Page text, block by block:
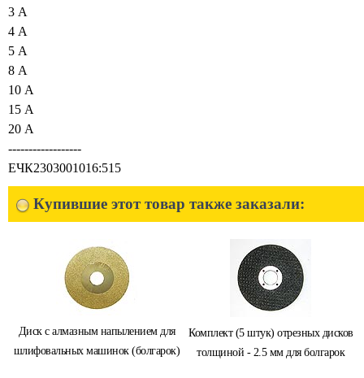
3 А
4 А
5 А
8 А
10 А
15 А
20 А
------------------
ЕЧК2303001016:515
Купившие этот товар также заказали:
Диск с алмазным напылением для
шлифовальных машинок (болгарок)
Комплект (5 штук) отрезных дисков
толщиной - 2.5 мм для болгарок